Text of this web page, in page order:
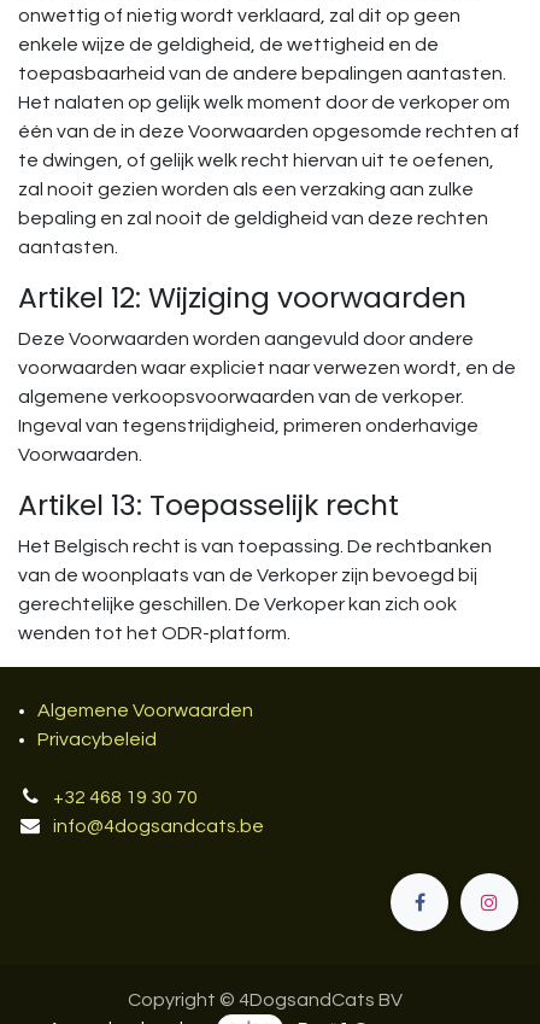
onwettig of nietig wordt verklaard, zal dit op geen
enkele wijze de geldigheid, de wettigheid en de
toepasbaarheid van de andere bepalingen aantasten.
Het nalaten op gelijk welk moment door de verkoper om
één van de in deze Voorwaarden opgesomde rechten af
te dwingen, of gelijk welk recht hiervan uit te oefenen,
zal nooit gezien worden als een verzaking aan zulke
bepaling en zal nooit de geldigheid van deze rechten
aantasten.
Artikel 12: Wijziging voorwaarden
Deze Voorwaarden worden aangevuld door andere
voorwaarden waar expliciet naar verwezen wordt, en de
algemene verkoopsvoorwaarden van de verkoper.
Ingeval van tegenstrijdigheid, primeren onderhavige
Voorwaarden.
Artikel 13: Toepasselijk recht
Het Belgisch recht is van toepassing. De rechtbanken
van de woonplaats van de Verkoper zijn bevoegd bij
gerechtelijke geschillen. De Verkoper kan zich ook
wenden tot het ODR-platform.
Algemene Voorwaarden
Privacybeleid
+32 468 19 30 70
info@4dogsandcats.be
Copyright © 4DogsandCats BV